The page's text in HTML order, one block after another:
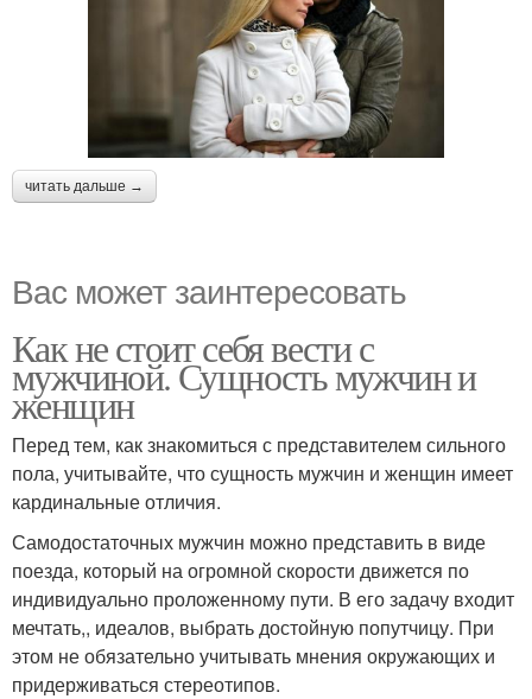
читать дальше →
Вас может заинтересовать
Как не стоит себя вести с
мужчиной. Сущность мужчин и
женщин
Перед тем, как знакомиться с представителем сильного
пола, учитывайте, что сущность мужчин и женщин имеет
кардинальные отличия.
Самодостаточных мужчин можно представить в виде
поезда, который на огромной скорости движется по
индивидуально проложенному пути. В его задачу входит
мечтать,, идеалов, выбрать достойную попутчицу. При
этом не обязательно учитывать мнения окружающих и
придерживаться стереотипов.